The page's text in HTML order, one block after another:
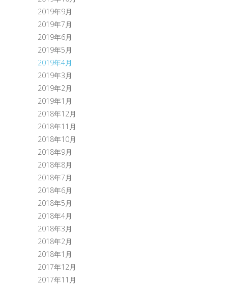
2019年9月
2019年7月
2019年6月
2019年5月
2019年4月
2019年3月
2019年2月
2019年1月
2018年12月
2018年11月
2018年10月
2018年9月
2018年8月
2018年7月
2018年6月
2018年5月
2018年4月
2018年3月
2018年2月
2018年1月
2017年12月
2017年11月